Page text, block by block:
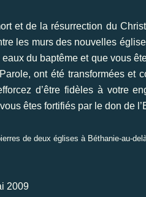
et de la résurrection du
les murs des nouvelles
du baptême et que vous
ont été transformées et
d’être fidèles à votre
êtes fortifiés par le don de
de deux églises à Béthanie-au-
2009